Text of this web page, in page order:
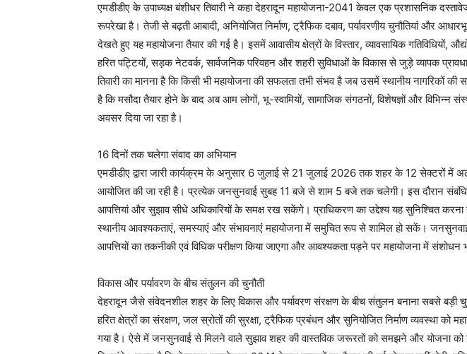
एमडीडीए के उपाध्यक्ष बंशीधर तिवारी ने कहा देहरादून महायोजना-2041 केवल एक प्रशासनिक
रूपरेखा है। तेजी से बढ़ती आबादी, अनियोजित निर्माण, ट्रैफिक दबाव, पर्यावरणीय चुनौतियां और
देखते हुए यह महायोजना तैयार की गई है। इसमें आवासीय क्षेत्रों के विस्तार, व्यावसायिक गतिविधियों,
हरित पट्टियों, सड़क नेटवर्क, सार्वजनिक परिवहन और शहरी सुविधाओं के विकास से जुड़े व्यापक
तिवारी का मानना है कि किसी भी महायोजना की सफलता तभी संभव है जब उसमें स्थानीय नागरिकों की
है कि मसौदा तैयार होने के बाद अब आम लोगों, भू-स्वामियों, सामाजिक संगठनों, विशेषज्ञों और विभिन्न
अवसर दिया जा रहा है।
16 दिनों तक चलेगा संवाद का अभियान
एमडीडीए द्वारा जारी कार्यक्रम के अनुसार 6 जुलाई से 21 जुलाई 2026 तक शहर के 12 सेक्टरों में
आयोजित की जा रही है। प्रत्येक जनसुनवाई सुबह 11 बजे से शाम 5 बजे तक चलेगी। इस दौरान
आपत्तियां और सुझाव सीधे अधिकारियों के समक्ष रख सकेंगे। प्राधिकरण का उद्देश्य यह सुनिश्चित
स्थानीय आवश्यकताएं, समस्याएं और संभावनाएं महायोजना में समुचित रूप से शामिल हो सकें।
आपत्तियों का तकनीकी एवं विधिक परीक्षण किया जाएगा और आवश्यकता पड़ने पर महायोजना में संशोधन
विकास और पर्यावरण के बीच संतुलन की चुनौती
देहरादून जैसे संवेदनशील शहर के लिए विकास और पर्यावरण संरक्षण के बीच संतुलन बनाना सबसे बड़ी
हरित क्षेत्रों का संरक्षण, जल स्रोतों की सुरक्षा, ट्रैफिक प्रबंधन और सुनियोजित निर्माण व्यवस्था को
गया है। ऐसे में जनसुनवाई से मिलने वाले सुझाव शहर की वास्तविक जरूरतों को समझने और योजना